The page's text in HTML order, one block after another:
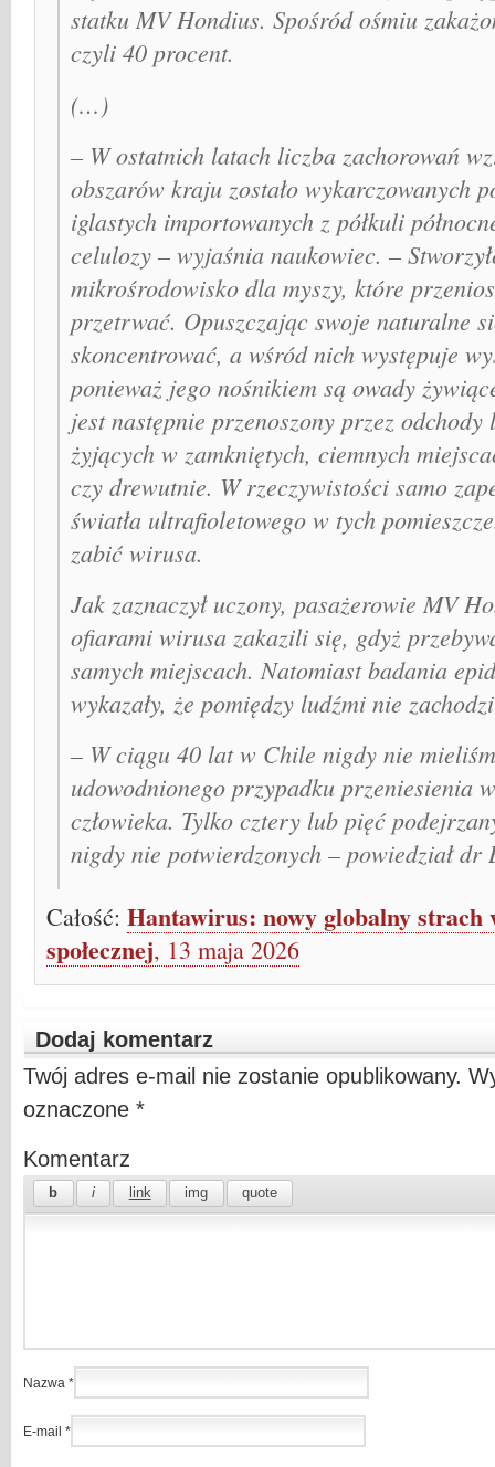
statku MV Hondius. Spośród ośmiu
czyli 40 procent.
(…)
– W ostatnich latach liczba zachorowań
obszarów kraju zostało wykarczowanych
iglastych importowanych z półkuli
celulozy – wyjaśnia naukowiec. –
mikrośrodowisko dla myszy, które
przetrwać. Opuszczając swoje naturalne
skoncentrować, a wśród nich występuje
ponieważ jego nośnikiem są owady
jest następnie przenoszony przez odchody
żyjących w zamkniętych, ciemnych
czy drewutnie. W rzeczywistości samo
światła ultrafioletowego w tych
zabić wirusa.
Jak zaznaczył uczony, pasażerowie MV
ofiarami wirusa zakazili się, gdyż
samych miejscach. Natomiast badania
wykazały, że pomiędzy ludźmi nie
– W ciągu 40 lat w Chile nigdy nie
udowodnionego przypadku przeniesienia
człowieka. Tylko cztery lub pięć
nigdy nie potwierdzonych – powiedział dr
Całość: Hantawirus: nowy globalny
społecznej, 13 maja 2026
Dodaj komentarz
Twój adres e-mail nie zostanie opublikowany.
oznaczone *
Komentarz
Nazwa *
E-mail *